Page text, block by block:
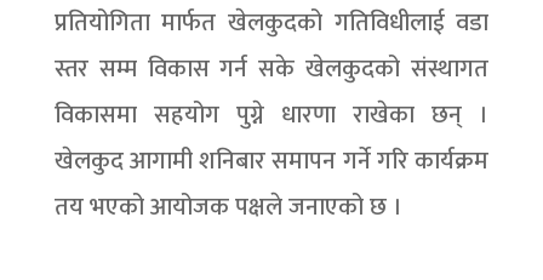
प्रतियोगिता मार्फत खेलकुदको गतिविधीलाई वडा
स्तर सम्म विकास गर्न सके खेलकुदको संस्थागत
विकासमा सहयोग पुग्ने धारणा राखेका छन् ।
खेलकुद आगामी शनिबार समापन गर्ने गरि कार्यक्रम
तय भएको आयोजक पक्षले जनाएको छ ।